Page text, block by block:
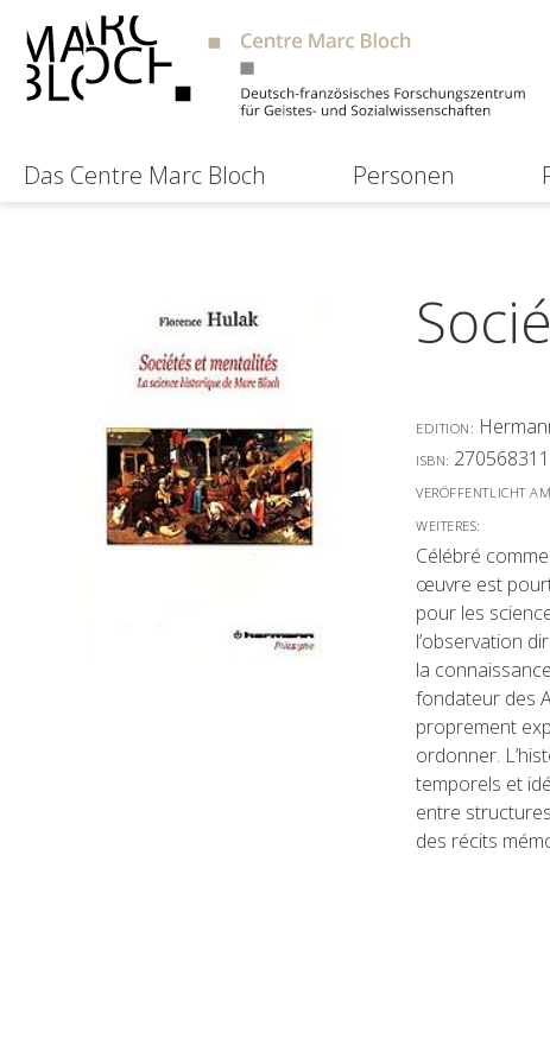
Das Centre Marc Bloch Personen
EDITION:
ISBN:
VERÖFFENTLICHT
WEITERES:
Célébré
œuvre est
pour les
l’observation
la
fondateur des
proprement
ordonner.
temporels et
entre
des récits